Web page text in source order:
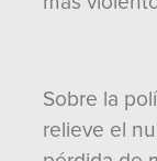
Sobre la
relieve el